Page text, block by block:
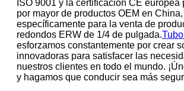
ISO 9001 y la certificación CE europea
por mayor de productos OEM en China,
específicamente para la venta de
redondos ERW de 1/4 de pulgada.
esforzamos constantemente por crear
innovadoras para satisfacer las
nuestros clientes en todo el mundo.
y hagamos que conducir sea más